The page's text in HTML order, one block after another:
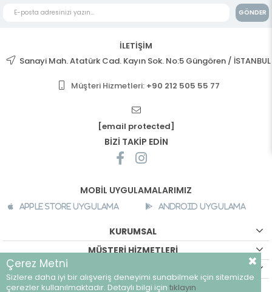
GÖNDER
İLETİŞİM
Sanayi Mah. Atatürk Cad. Kayın Sok. No:5 Güngören / İSTANBUL
Müşteri Hizmetleri: +90 212 505 55 77
[email protected]
BİZİ TAKİP EDİN
MOBİL UYGULAMALARIMIZ
Apple Store Uygulama Android Uygulama
KURUMSAL
MÜŞTERİ HİZMETLERİ
©breeze.com.tr - Tüm hakları saklıdır.
Çerez Metni
Sizlere daha iyi bir alışveriş deneyimi sunabilmek için sitemizde
çerezler kullanılmaktadır. Detaylı bilgi için tıklayın